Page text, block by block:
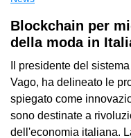
Blockchain per
della moda in
Il presidente del
Vago, ha delineato le
spiegato come
sono destinate a
dell'economia italiana.